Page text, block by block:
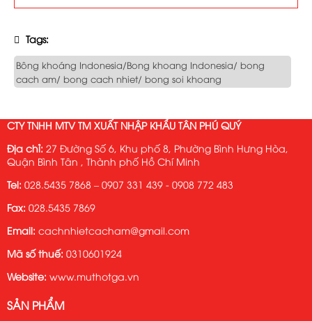
Tags:
Bông khoáng Indonesia/Bong khoang Indonesia/ bong
cach am/ bong cach nhiet/ bong soi khoang
CTY TNHH MTV TM XUẤT NHẬP KHẨU TÂN PHÚ QUÝ
Địa chỉ: 27 Đường Số 6, Khu phố 8, Phường Bình Hưng Hòa,
Quận Bình Tân , Thành phố Hồ Chí Minh
Tel: 028.5435 7868 – 0907 331 439 - 0908 772 483
Fax: 028.5435 7869
Email: cachnhietcacham@gmail.com
Mã số thuế: 0310601924
Website: www.muthotga.vn
SẢN PHẨM